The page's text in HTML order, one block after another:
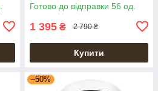
Готово до відправки 56 од.
1 395 ₴ 2 790 ₴
Купити
–50%